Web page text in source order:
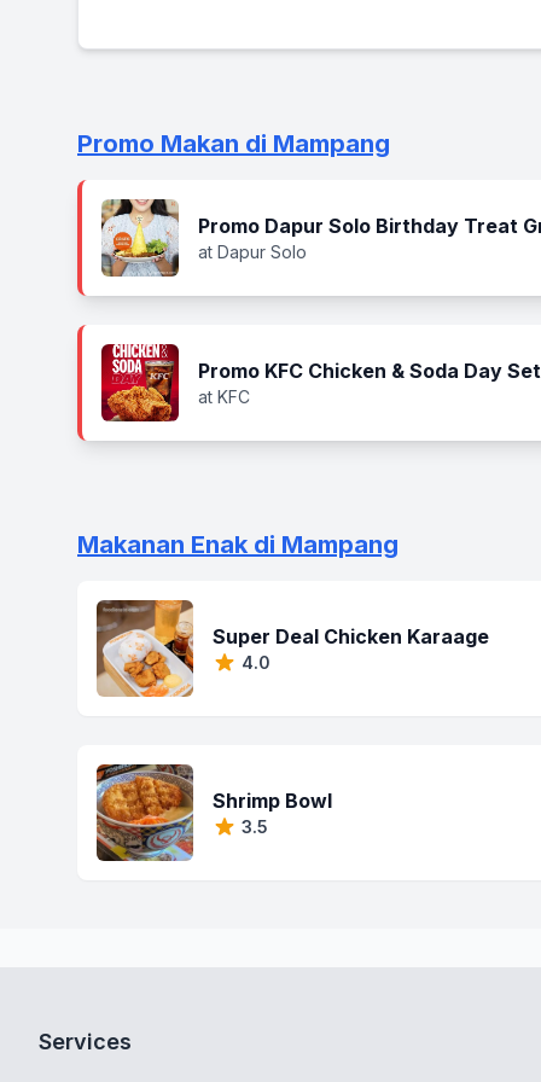
Promo Makan di Mampang
Promo Dapur Solo Birthday Treat
at Dapur Solo
Promo KFC Chicken & Soda Day
at KFC
Makanan Enak di Mampang
Super Deal Chicken Karaage
4.0
Shrimp Bowl
3.5
Services